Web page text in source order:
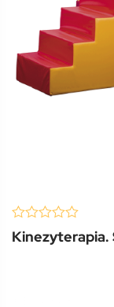
0
out
(0 Review )
Kinezyterapia.